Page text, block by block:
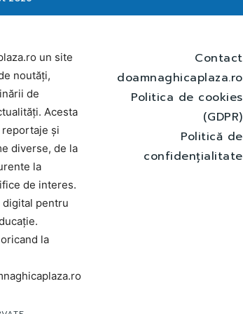
un site
noutăți,
de
Acesta
și
diverse, de la
la
de interes.
digital pentru
la
Contact
doamnaghicaplaza.ro
Politica de cookies
(GDPR)
Politică de
confidențialitate